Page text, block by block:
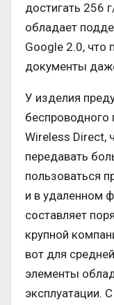
достигать 256
обладает
Google 2.0, что
документы
У изделия
беспроводного
Wireless Direct,
передавать
пользоваться
и в удаленном
составляет
крупной
вот для
элементы
эксплуатации.